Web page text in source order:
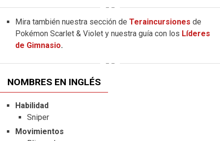
Mira también nuestra sección de Teraincursiones de
Pokémon Scarlet & Violet y nuestra guía con los Líderes
de Gimnasio.
NOMBRES EN INGLÉS
Habilidad
Sniper
Movimientos